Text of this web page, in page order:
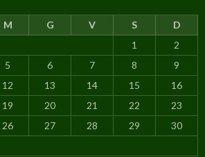
M G V S
D
1
2
5 6 7 8
9
12 13 14 15
16
19 20 21 22
23
26 27 28 29
30